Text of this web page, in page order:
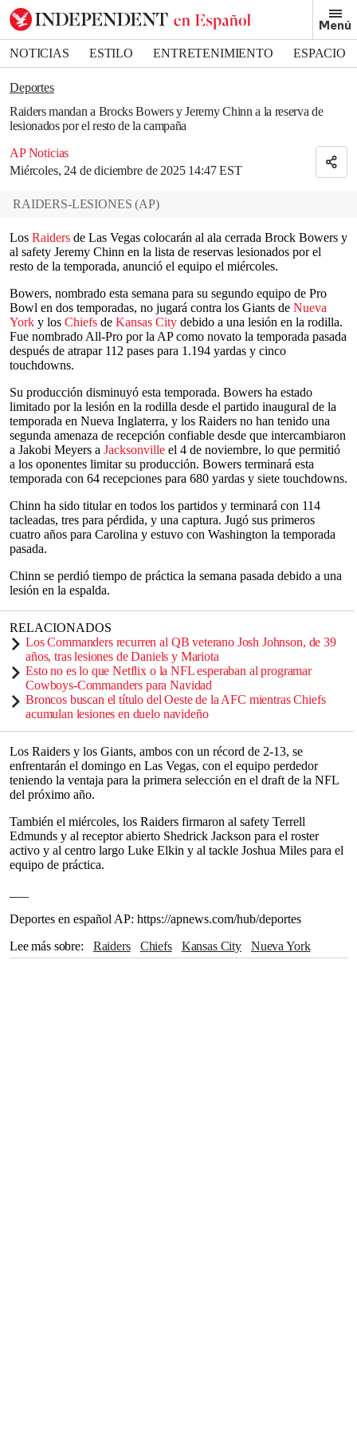
Menú
NOTICIAS ESTILO ENTRETENIMIENTO
ESPACIO
DEPORTES
Deportes
Raiders mandan a Brocks Bowers y Jeremy Chinn a la reserva de
lesionados por el resto de la campaña
AP Noticias
Miércoles, 24 de diciembre de 2025 14:47 EST
Bookmark popover
Removed from bookmarks
Close popover
RAIDERS-LESIONES (AP)
Los Raiders de Las Vegas colocarán al ala cerrada Brock Bowers y
al safety Jeremy Chinn en la lista de reservas lesionados por el
resto de la temporada, anunció el equipo el miércoles.
Bowers, nombrado esta semana para su segundo equipo de Pro
Bowl en dos temporadas, no jugará contra los Giants de Nueva
York y los Chiefs de Kansas City debido a una lesión en la rodilla.
Fue nombrado All-Pro por la AP como novato la temporada pasada
después de atrapar 112 pases para 1.194 yardas y cinco
touchdowns.
Su producción disminuyó esta temporada. Bowers ha estado
limitado por la lesión en la rodilla desde el partido inaugural de la
temporada en Nueva Inglaterra, y los Raiders no han tenido una
segunda amenaza de recepción confiable desde que intercambiaron
a Jakobi Meyers a Jacksonville el 4 de noviembre, lo que permitió
a los oponentes limitar su producción. Bowers terminará esta
temporada con 64 recepciones para 680 yardas y siete touchdowns.
Chinn ha sido titular en todos los partidos y terminará con 114
tacleadas, tres para pérdida, y una captura. Jugó sus primeros
cuatro años para Carolina y estuvo con Washington la temporada
pasada.
Chinn se perdió tiempo de práctica la semana pasada debido a una
lesión en la espalda.
RELACIONADOS
Los Commanders recurren al QB veterano Josh Johnson, de 39
años, tras lesiones de Daniels y Mariota
Esto no es lo que Netflix o la NFL esperaban al programar
Cowboys-Commanders para Navidad
Broncos buscan el título del Oeste de la AFC mientras Chiefs
acumulan lesiones en duelo navideño
Los Raiders y los Giants, ambos con un récord de 2-13, se
enfrentarán el domingo en Las Vegas, con el equipo perdedor
teniendo la ventaja para la primera selección en el draft de la NFL
del próximo año.
También el miércoles, los Raiders firmaron al safety Terrell
Edmunds y al receptor abierto Shedrick Jackson para el roster
activo y al centro largo Luke Elkin y al tackle Joshua Miles para el
equipo de práctica.
Deportes en español AP: https://apnews.com/hub/deportes
Lee más sobre
Raiders Chiefs Kansas City
Nueva York